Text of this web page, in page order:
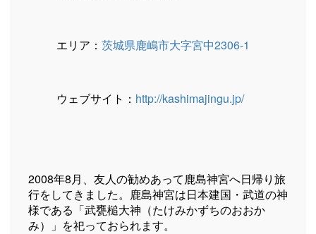
エリア： 茨城県鹿嶋市大字宮中2306-1
ウェブサイト： http://kashimajingu.jp/
2008年8月、友人の勧めあって鹿島神宮へ日帰り旅
行をしてきました。鹿島神宮は日本建国・武道の神
様である「武甕槌大神（たけみかずちのおおか
み）」を祀っておられます。